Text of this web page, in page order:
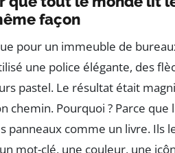
façon
pour un immeuble de
une police élégante, des
pastel. Le résultat était
chemin. Pourquoi ? Parce que
panneaux comme un livre. Ils
mot-clé, une couleur, une